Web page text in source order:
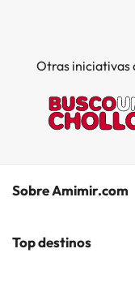
Otras iniciativas
Sobre Amimir.com
¿Quiénes somos?
Top destinos